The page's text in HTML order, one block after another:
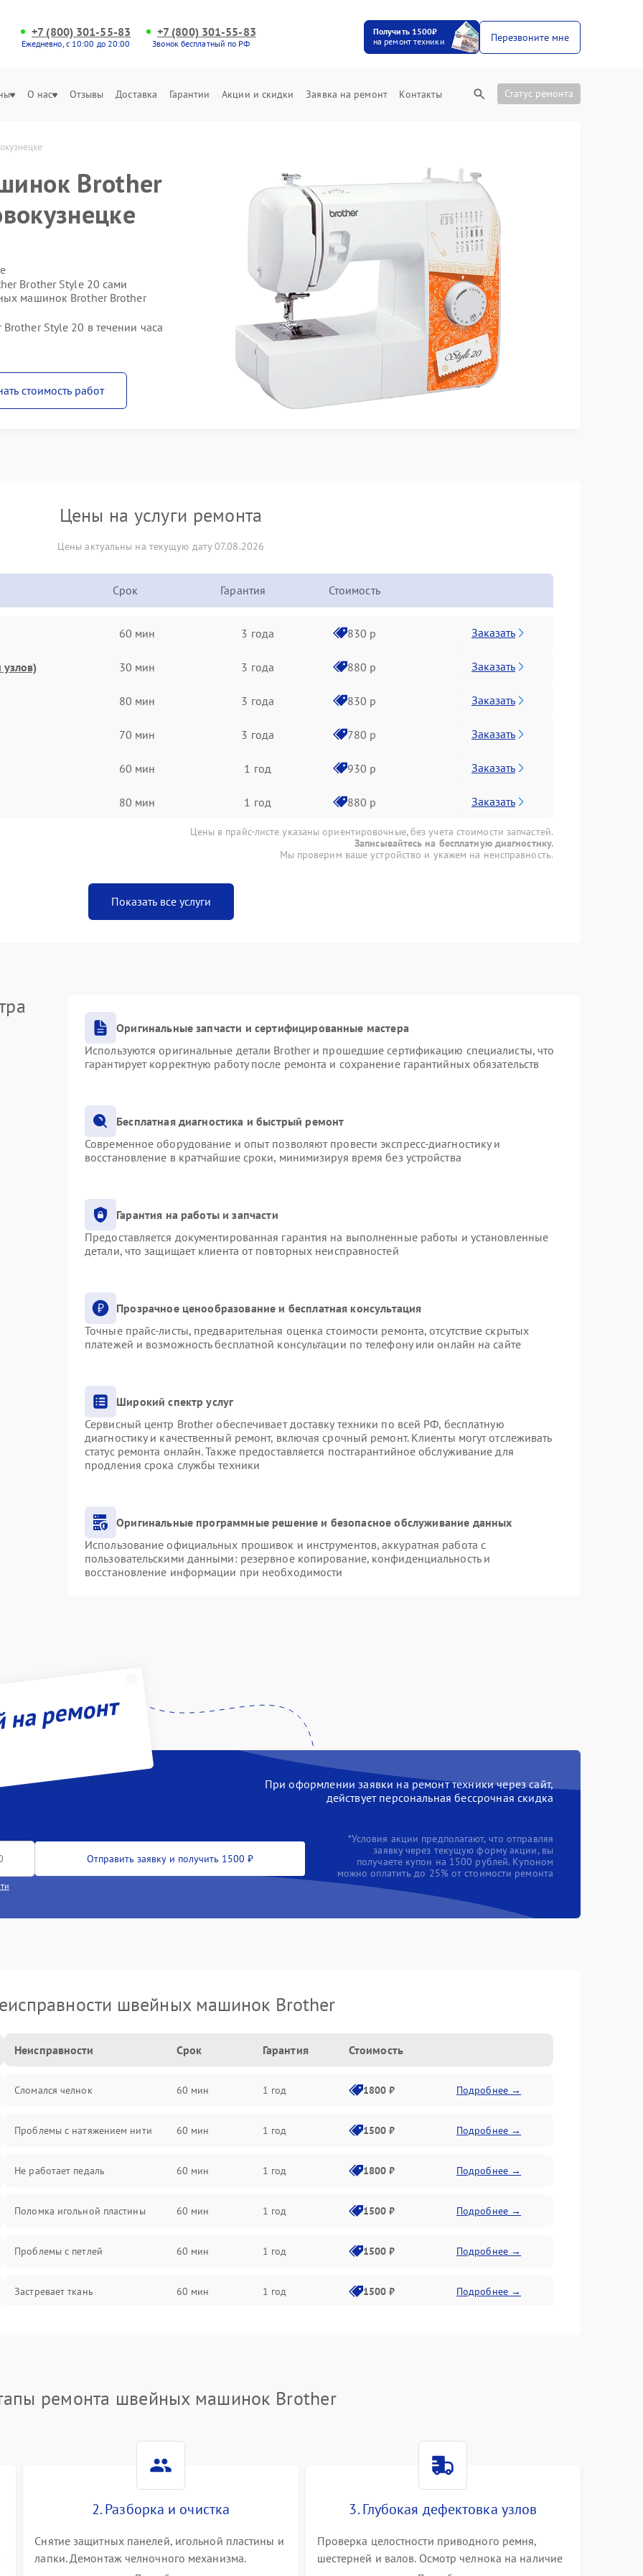
+7 (800) 301-55-83
Ежедневно, с 10:00 до 20:00
+7 (800) 301-55-83
Звонок бесплатный по РФ
Получить 1500₽
на ремонт техники
Перезвоните мне
О нас Отзывы Доставка Гарантии Акции и скидки Заявка на ремонт Контакты Статус ремонта
Brother
Brother Style 20 сами
машинок Brother Brother
Style 20 в течении часа
стоимость работ
Цены на услуги ремонта
Цены актуальны на текущую дату 07.08.2026
Срок Гарантия Стоимость
60 мин 3 года 830 р Заказать
30 мин 3 года 880 р Заказать
80 мин 3 года 830 р Заказать
70 мин 3 года 780 р Заказать
60 мин 1 год 930 р Заказать
80 мин 1 год 880 р Заказать
Цены в прайс-листе указаны ориентировочные, без учета стоимости запчастей.
Записывайтесь на бесплатную диагностику.
Мы проверим ваше устройство и укажем на неисправность.
Показать все услуги
Оригинальные запчасти и сертифицированные мастера
Используются оригинальные детали Brother и прошедшие сертификацию специалисты, что
гарантирует корректную работу после ремонта и сохранение гарантийных обязательств
Бесплатная диагностика и быстрый ремонт
Современное оборудование и опыт позволяют провести экспресс-диагностику и
восстановление в кратчайшие сроки, минимизируя время без устройства
Гарантия на работы и запчасти
Предоставляется документированная гарантия на выполненные работы и установленные
детали, что защищает клиента от повторных неисправностей
Прозрачное ценообразование и бесплатная консультация
Точные прайс-листы, предварительная оценка стоимости ремонта, отсутствие скрытых
платежей и возможность бесплатной консультации по телефону или онлайн на сайте
Широкий спектр услуг
Сервисный центр Brother обеспечивает доставку техники по всей РФ, бесплатную
диагностику и качественный ремонт, включая срочный ремонт. Клиенты могут отслеживать
статус ремонта онлайн. Также предоставляется постгарантийное обслуживание для
продления срока службы техники
Оригинальные программные решение и безопасное обслуживание данных
Использование официальных прошивок и инструментов, аккуратная работа с
пользовательскими данными: резервное копирование, конфиденциальность и
восстановление информации при необходимости
ремонт
При оформлении заявки на ремонт техники через сайт,
действует персональная бессрочная скидка
Отправить заявку и получить 1500 ₽
*Условия акции предполагают, что отправляя
заявку через текущую форму акции, вы
получаете купон на 1500 рублей. Купоном
можно оплатить до 25% от стоимости ремонта
швейных машинок Brother
Неисправности Срок Гарантия Стоимость
Сломался челнок 60 мин 1 год 1800 ₽ Подробнее →
Проблемы с натяжением нити 60 мин 1 год 1500 ₽ Подробнее →
Не работает педаль 60 мин 1 год 1800 ₽ Подробнее →
Поломка игольной пластины 60 мин 1 год 1500 ₽ Подробнее →
Проблемы с петлей 60 мин 1 год 1500 ₽ Подробнее →
Застревает ткань 60 мин 1 год 1500 ₽ Подробнее →
ремонта швейных машинок Brother
2. Разборка и очистка
Снятие защитных панелей, игольной пластины и
лапки. Демонтаж челночного механизма.
3. Глубокая дефектовка узлов
Проверка целостности приводного ремня,
шестерней и валов. Осмотр челнока на наличие